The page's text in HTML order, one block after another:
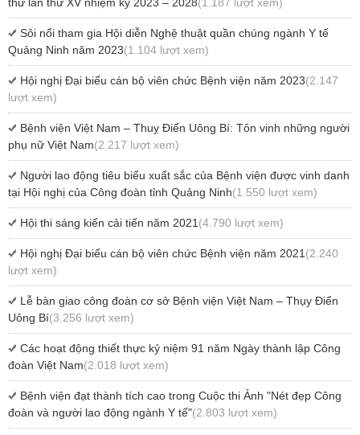
Sôi nổi tham gia Hội diễn Nghệ thuật quần chúng ngành Y tế
Quảng Ninh năm 2023(1.104 lượt xem)
Hội nghị Đại biểu cán bộ viên chức Bệnh viện năm 2023(2.147
lượt xem)
Bệnh viện Việt Nam – Thuỵ Điển Uông Bí: Tôn vinh những người
phụ nữ Việt Nam(2.217 lượt xem)
Người lao động tiêu biểu xuất sắc của Bệnh viện được vinh danh
tại Hội nghị của Công đoàn tỉnh Quảng Ninh(1.550 lượt xem)
Hội thi sáng kiến cải tiến năm 2021 (4.790 lượt xem)
Hội nghị Đại biểu cán bộ viên chức Bệnh viện năm 2021 (2.240
lượt xem)
Lễ bàn giao công đoàn cơ sở Bệnh viện Việt Nam – Thụy Điển
Uông Bí(3.256 lượt xem)
Các hoạt động thiết thực kỷ niệm 91 năm Ngày thành lập Công
đoàn Việt Nam(2.018 lượt xem)
Bệnh viện đạt thành tích cao trong Cuộc thi Ảnh "Nét đẹp Công
đoàn và người lao động ngành Y tế"(2.803 lượt xem)